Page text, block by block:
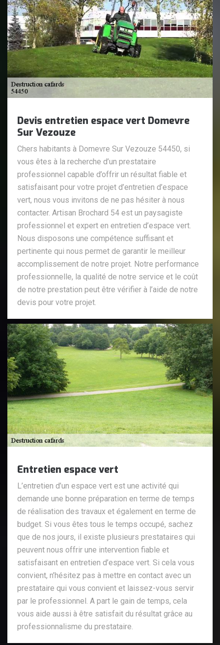
Devis entretien espace vert Domevre
Sur Vezouze
Chers habitants à Domevre Sur Vezouze 54450, si
vous êtes à la recherche d’un prestataire
professionnel capable d’offrir un résultat fiable et
satisfaisant pour votre projet d’entretien d’espace
vert, nous vous invitons de ne pas hésiter à nous
contacter. Artisan Brochard 54 est un paysagiste
professionnel et expert en entretien d’espace vert.
Nous disposons une compétence suffisant et
pertinente qui nous permet de garantir le meilleur
accomplissement de notre projet. Notre performance
professionnelle, la qualité de notre service et le coût
de notre prestation peut être vérifier à l’aide de notre
devis pour votre projet.
Entretien espace vert
L’entretien d’un espace vert est une activité qui
demande une bonne préparation en terme de temps
de réalisation des travaux et également en terme de
budget. Si vous êtes tous le temps occupé, sachez
que de nos jours, il existe plusieurs prestataires qui
peuvent nous offrir une intervention fiable et
satisfaisant en entretien d’espace vert. Si cela vous
convient, n’hésitez pas à mettre en contact avec un
prestataire qui vous convient et laissez-vous servir
par le professionnel. A part le gain de temps, cela
vous aide aussi à être satisfait du résultat grâce au
professionnalisme du prestataire.